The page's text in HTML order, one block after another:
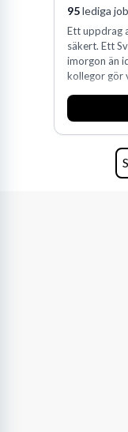
95lediga
Ett uppdrag
säkert. Ett
imorgon än
kollegor gör